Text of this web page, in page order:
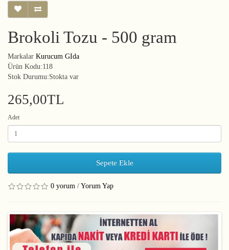
Brokoli Tozu - 500 gram
Markalar Kurucum GIda
Ürün Kodu:118
Stok Durumu:Stokta var
265,00TL
Adet
Sepete Ekle
0 yorum / Yorum Yap